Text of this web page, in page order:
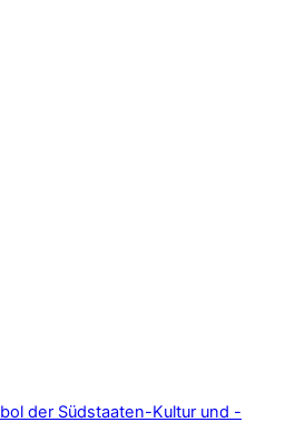
der Südstaaten-Kultur und -